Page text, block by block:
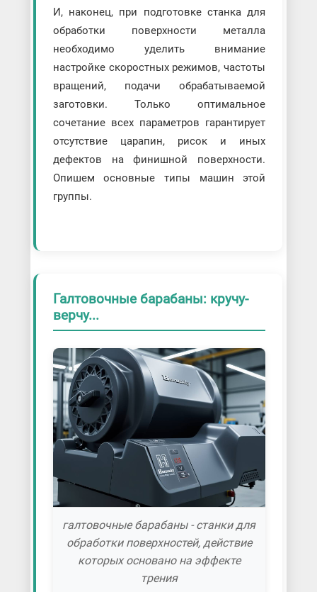
И, наконец, при подготовке станка для
обработки поверхности металла
необходимо уделить внимание
настройке скоростных режимов, частоты
вращений, подачи обрабатываемой
заготовки. Только оптимальное
сочетание всех параметров гарантирует
отсутствие царапин, рисок и иных
дефектов на финишной поверхности.
Опишем основные типы машин этой
группы.
Галтовочные барабаны: кручу-
верчу...
галтовочные барабаны - станки для
обработки поверхностей, действие
которых основано на эффекте
трения